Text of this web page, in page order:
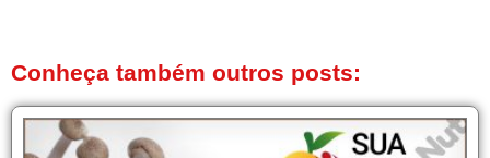
Conheça também outros posts: